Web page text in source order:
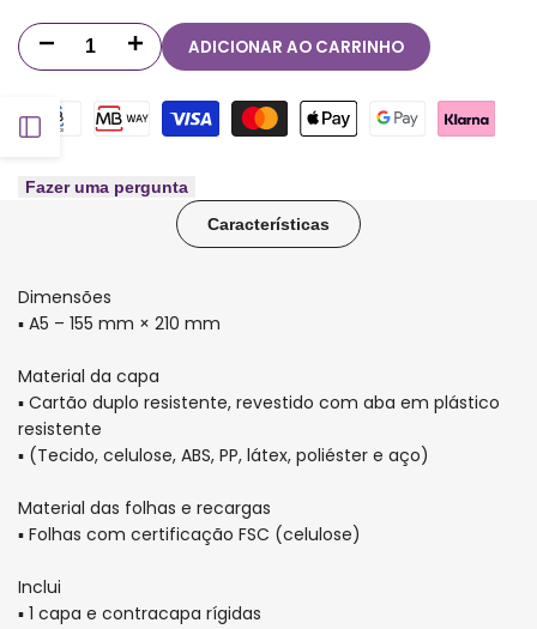
Abrir
barra
Diminuir
para
Capa
para
Inteligente
Vicky
Aumentar
Capa
para
Inteligente
Vicky
ADICIONAR AO CARRINHO
Fazer uma pergunta
Características
Dimensões
▪ A5 – 155 mm × 210 mm
Material da capa
▪ Cartão duplo resistente, revestido com aba em plástico
resistente
▪ (Tecido, celulose, ABS, PP, látex, poliéster e aço)
Material das folhas e recargas
▪ Folhas com certificação FSC (celulose)
Inclui
▪ 1 capa e contracapa rígidas